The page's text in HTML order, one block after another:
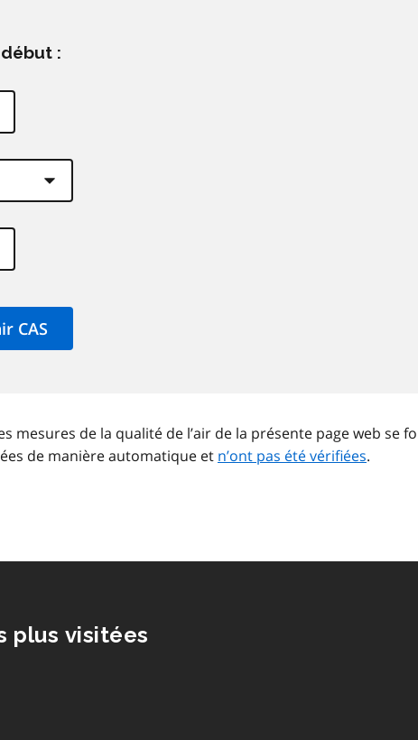
:
mesures de la qualité de l’air de la présente page web se
de manière automatique et n’ont pas été vérifiées.
plus visitées